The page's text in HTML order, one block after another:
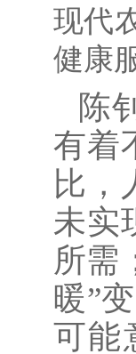
现代
健康
陈
有着
比，
未实
所需
暖”
可能